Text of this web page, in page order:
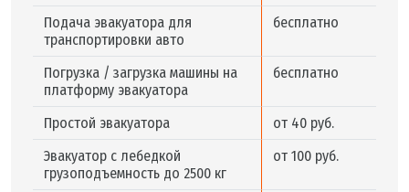
Подача эвакуатора для
транспортировки авто
бесплатно
Погрузка / загрузка машины на
платформу эвакуатора
бесплатно
Простой эвакуатора
от 40 руб.
Эвакуатор с лебедкой
грузоподъемность до 2500 кг
от 100 руб.